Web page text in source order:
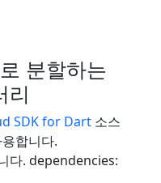
분할하는
리
SDK for Dart 소스
합니다.
다. dependencies: